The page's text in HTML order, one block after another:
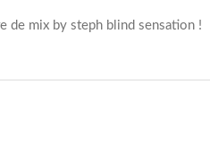
de mix by steph blind sensation !